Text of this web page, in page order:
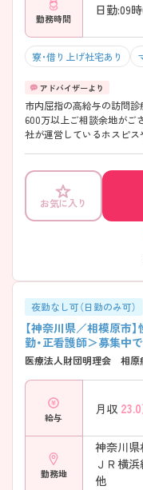
勤務時間
日勤:09
寮・借り上げ社宅あり
市内屈指の高給与の訪問診
600万以上ご相談余地がご
社が運営しているホスピ
師4名、地域連携室の看護
す。裁量権をもって勤務し
方大歓迎です。ぜひ気軽
お気に入り
夜勤なし可（日勤のみ可）
【神奈川県／相模原市
勤・正看護師＞募集中で
医療法人財団明理会 相原
給与
月収 23.0
勤務地
神奈川
ＪＲ横浜
他